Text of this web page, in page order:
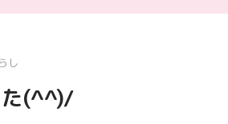
し
た(^^)/